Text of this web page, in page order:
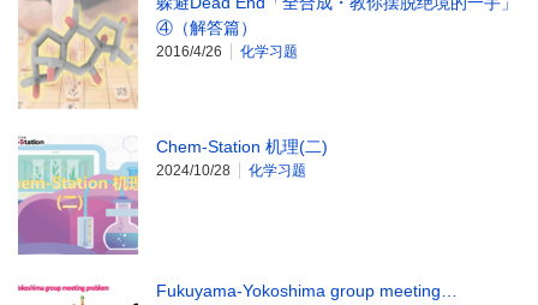
④（解答篇）
2016/4/26 化学习题
Chem-Station 机理(二)
2024/10/28 化学习题
Fukuyama-Yokoshima group meeting…